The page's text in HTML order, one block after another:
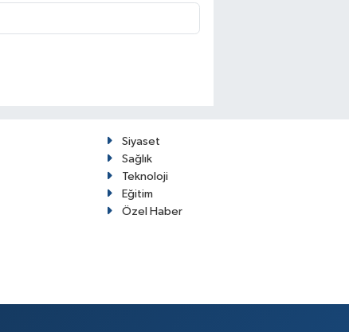
Siyaset
Sağlık
Teknoloji
Eğitim
Özel Haber